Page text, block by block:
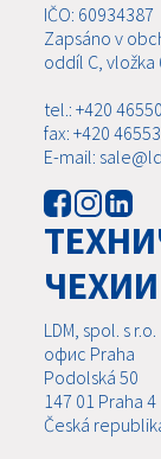
IČO: 60934387
Zapsáno v
oddíl C, vložka
tel.: +420
fax: +420
E-mail:
ЧЕХИИ
LDM, spol. s r.o.
офис Praha
Podolská 50
147 01 Praha 4
Česká